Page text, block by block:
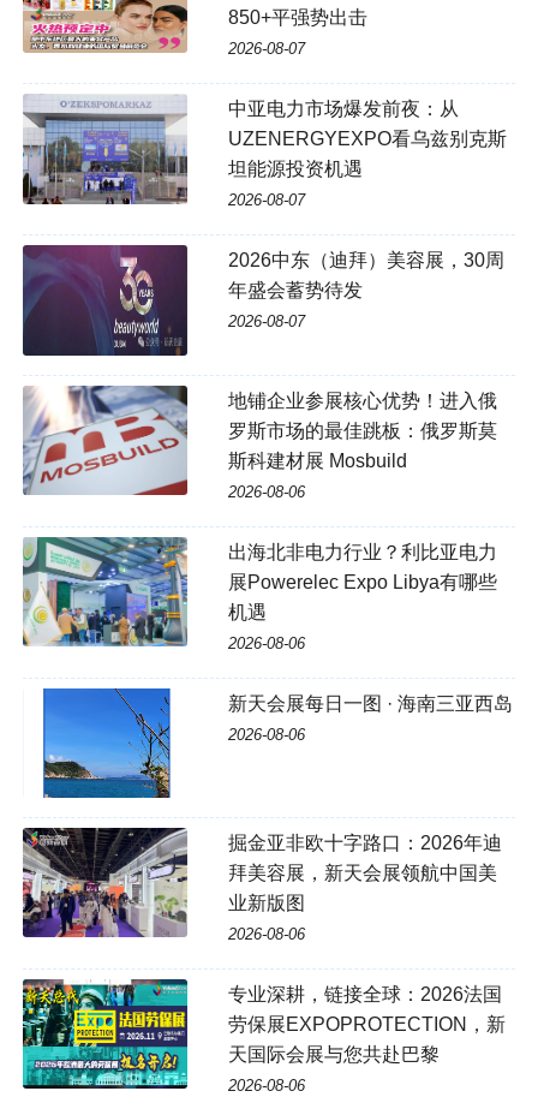
850+平强势出击
2026-08-07
中亚电力市场爆发前夜：从
UZENERGYEXPO看乌兹别克斯
坦能源投资机遇
2026-08-07
2026中东（迪拜）美容展，30周
年盛会蓄势待发
2026-08-07
地铺企业参展核心优势！进入俄
罗斯市场的最佳跳板：俄罗斯莫
斯科建材展 Mosbuild
2026-08-06
出海北非电力行业？利比亚电力
展Powerelec Expo Libya有哪些
机遇
2026-08-06
新天会展每日一图 · 海南三亚西岛
2026-08-06
掘金亚非欧十字路口：2026年迪
拜美容展，新天会展领航中国美
业新版图
2026-08-06
专业深耕，链接全球：2026法国
劳保展EXPOPROTECTION，新
天国际会展与您共赴巴黎
2026-08-06